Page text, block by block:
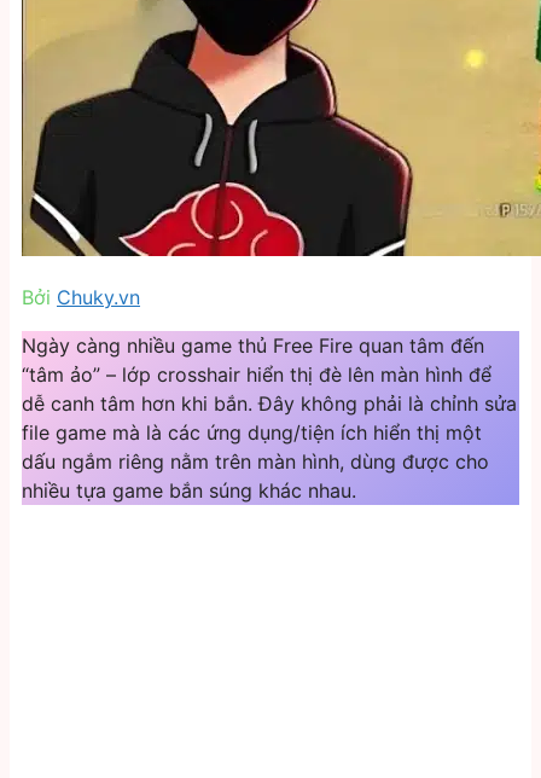
Bởi Chuky.vn
Ngày càng nhiều game thủ Free Fire quan tâm đến
“tâm ảo” – lớp crosshair hiển thị đè lên màn hình để
dễ canh tâm hơn khi bắn. Đây không phải là chỉnh sửa
file game mà là các ứng dụng/tiện ích hiển thị một
dấu ngắm riêng nằm trên màn hình, dùng được cho
nhiều tựa game bắn súng khác nhau.